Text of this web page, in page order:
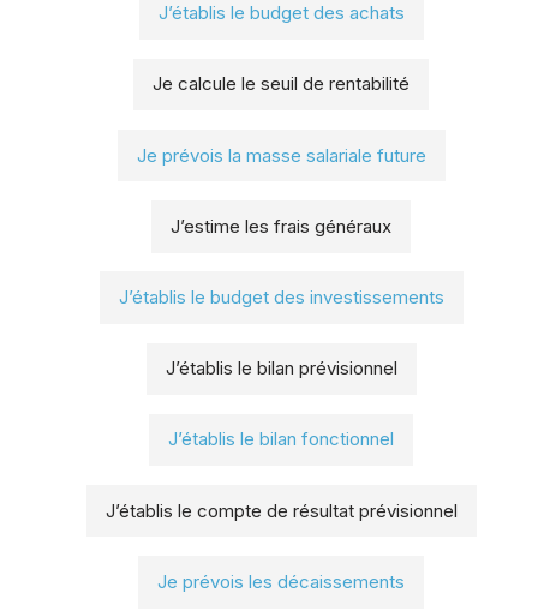
J’établis le budget des achats
Je calcule le seuil de rentabilité
Je prévois la masse salariale future
J’estime les frais généraux
J’établis le budget des investissements
J’établis le bilan prévisionnel
J’établis le bilan fonctionnel
J’établis le compte de résultat prévisionnel
Je prévois les décaissements